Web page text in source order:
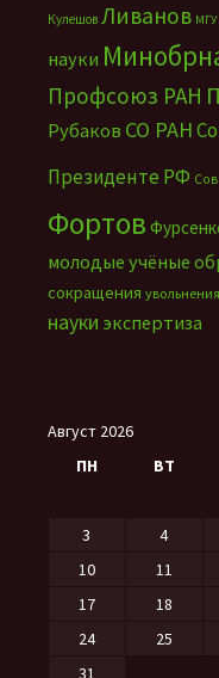
Кулешов Ливанов МГУ
науки
Профсоюз РАН
Рубаков СО РАН
Президенте РФ
Фортов
молодые учёные
сокращения увольнения
науки экспертиза
Август 2026
ПН
ВТ
3
4
10
11
17
18
24
25
31